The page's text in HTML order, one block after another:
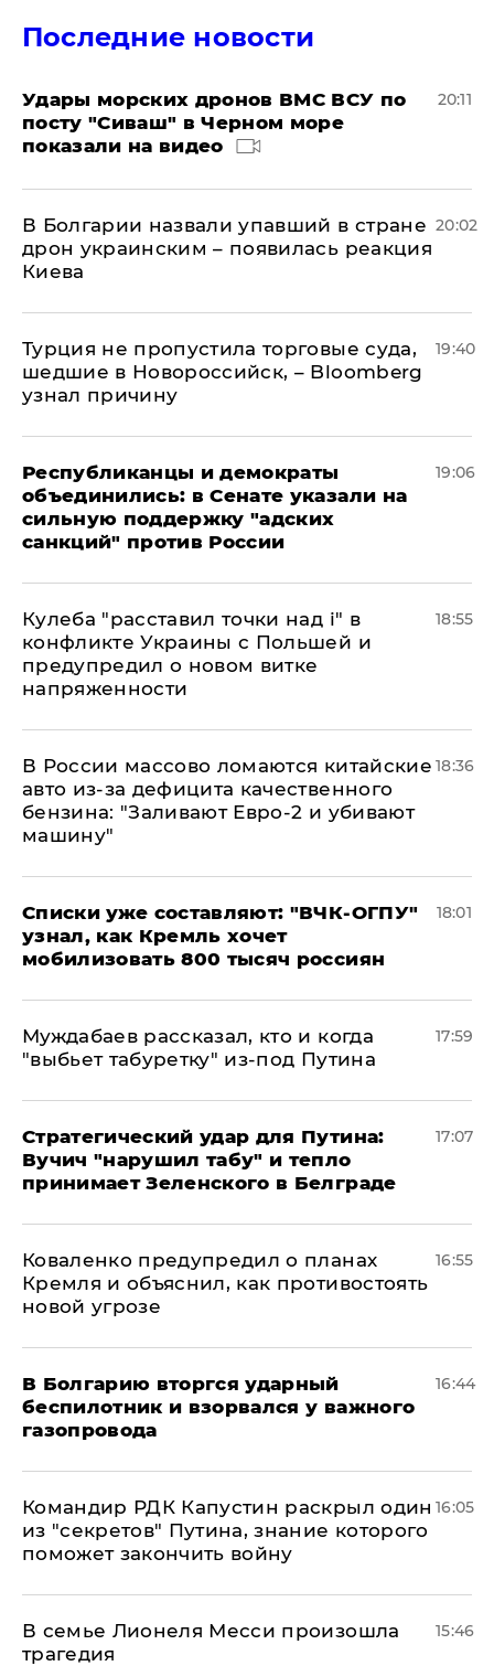
Последние новости
Удары морских дронов ВМС ВСУ по
посту "Сиваш" в Черном море
показали на видео
20:11
В Болгарии назвали упавший в стране
дрон украинским – появилась реакция
Киева
20:02
Турция не пропустила торговые суда,
шедшие в Новороссийск, – Bloomberg
узнал причину
19:40
Республиканцы и демократы
объединились: в Сенате указали на
сильную поддержку "адских
санкций" против России
19:06
Кулеба "расставил точки над і" в
конфликте Украины с Польшей и
предупредил о новом витке
напряженности
18:55
В России массово ломаются китайские
авто из-за дефицита качественного
бензина: "Заливают Евро-2 и убивают
машину"
18:36
Списки уже составляют: "ВЧК-ОГПУ"
узнал, как Кремль хочет
мобилизовать 800 тысяч россиян
18:01
Муждабаев рассказал, кто и когда
"выбьет табуретку" из-под Путина
17:59
Стратегический удар для Путина:
Вучич "нарушил табу" и тепло
принимает Зеленского в Белграде
17:07
Коваленко предупредил о планах
Кремля и объяснил, как противостоять
новой угрозе
16:55
В Болгарию вторгся ударный
беспилотник и взорвался у важного
газопровода
16:44
Командир РДК Капустин раскрыл один
из "секретов" Путина, знание которого
поможет закончить войну
16:05
В семье Лионеля Месси произошла
трагедия
15:46